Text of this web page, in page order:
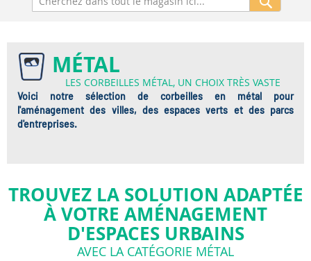
MÉTAL
LES CORBEILLES MÉTAL, UN CHOIX TRÈS VASTE
Voici notre sélection de corbeilles en métal pour
l'aménagement des villes, des espaces verts et des parcs
d'entreprises.
TROUVEZ LA SOLUTION ADAPTÉE
À VOTRE AMÉNAGEMENT
D'ESPACES URBAINS
AVEC LA CATÉGORIE MÉTAL